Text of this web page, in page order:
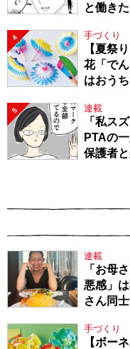
と働き
4 手づくり
【夏祭
花「で
はおう
5 連載
「私ス
PTAの
保護者
連載
「お母
悪感」
さん同
手づくり
【ボー